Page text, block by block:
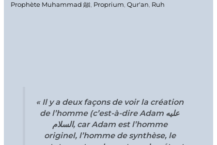
Prophète Muhammad ﷺ Proprium ,Qur'an Ruh
« Il y a deux façons de voir la création
de l’homme (c’est-à-dire Adam عليه
السلام, car Adam est l’homme
originel, l’homme de synthèse, le